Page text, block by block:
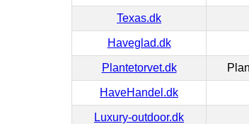
Texas.dk
Haveglad.dk
Plantetorvet.dk
HaveHandel.dk
Luxury-outdoor.dk